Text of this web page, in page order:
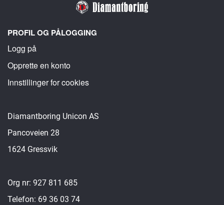
PROFIL OG PÅLOGGING
Logg på
Opprette en konto
Innstillinger for cookies
Diamantboring Unicon AS
Pancoveien 28
1624 Gressvik
Org nr: 927 811 685
Telefon: 69 36 03 74